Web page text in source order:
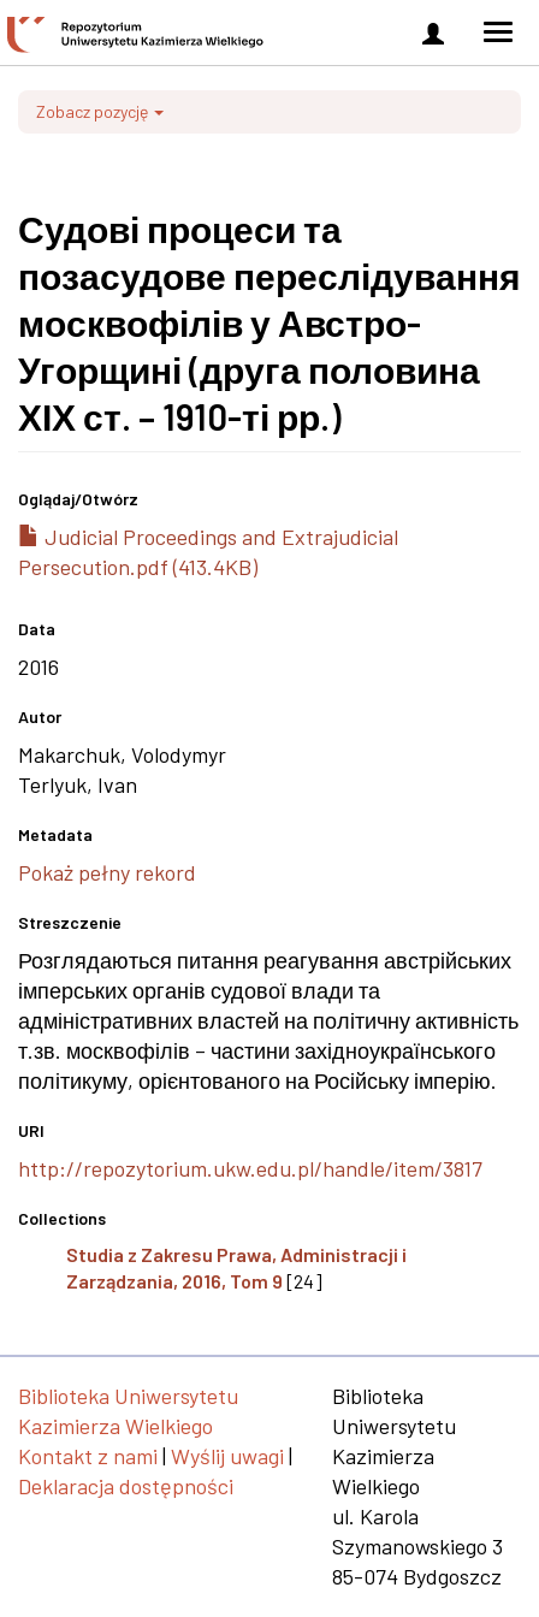
Zaloguj
się
Zobacz pozycję
Судові процеси та
позасудове переслідування
москвофілів у Австро-
Угорщині (друга половина
ХІХ ст. – 1910-ті рр.)
Oglądaj/Otwórz
Judicial Proceedings and Extrajudicial
Persecution.pdf (413.4KB)
Data
2016
Autor
Makarchuk, Volodymyr
Terlyuk, Ivan
Metadata
Pokaż pełny rekord
Streszczenie
Розглядаються питання реагування австрійських
імперських органів судової влади та
адміністративних властей на політичну активність
т.зв. москвофілів – частини західноукраїнського
політикуму, орієнтованого на Російську імперію.
URI
http://repozytorium.ukw.edu.pl/handle/item/3817
Collections
Studia z Zakresu Prawa, Administracji i
Zarządzania, 2016, Tom 9 [24]
Biblioteka Uniwersytetu
Kazimierza Wielkiego
Kontakt z nami | Wyślij uwagi |
Deklaracja dostępności
Biblioteka
Uniwersytetu
Kazimierza
Wielkiego
ul. Karola
Szymanowskiego 3
85-074 Bydgoszcz